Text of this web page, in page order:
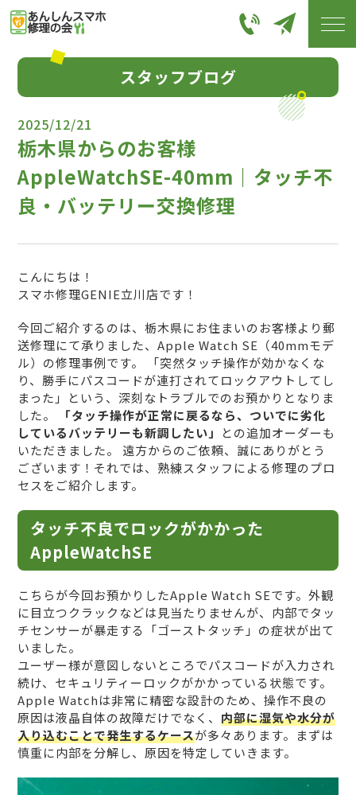
スタッフブログ
2025/12/21
栃木県からのお客様
AppleWatchSE-40mm｜タッチ不
良・バッテリー交換修理
こんにちは！
スマホ修理GENIE立川店です！
今回ご紹介するのは、栃木県にお住まいのお客様より郵
送修理にて承りました、Apple Watch SE（40mmモデ
ル）の修理事例です。 「突然タッチ操作が効かなくな
り、勝手にパスコードが連打されてロックアウトしてし
まった」という、深刻なトラブルでのお預かりとなりま
した。
「タッチ操作が正常に戻るなら、ついでに劣化
しているバッテリーも新調したい」
との追加オーダーも
いただきました。 遠方からのご依頼、誠にありがとう
ございます！それでは、熟練スタッフによる修理のプロ
セスをご紹介します。
タッチ不良でロックがかかった
AppleWatchSE
こちらが今回お預かりしたApple Watch SEです。外観
に目立つクラックなどは見当たりませんが、内部でタッ
チセンサーが暴走する「ゴーストタッチ」の症状が出て
いました。
ユーザー様が意図しないところでパスコードが入力され
続け、セキュリティーロックがかかっている状態です。
Apple Watchは非常に精密な設計のため、操作不良の
原因は液晶自体の故障だけでなく、内部に湿気や水分が
入り込むことで発生するケースが多々あります。まずは
慎重に内部を分解し、原因を特定していきます。